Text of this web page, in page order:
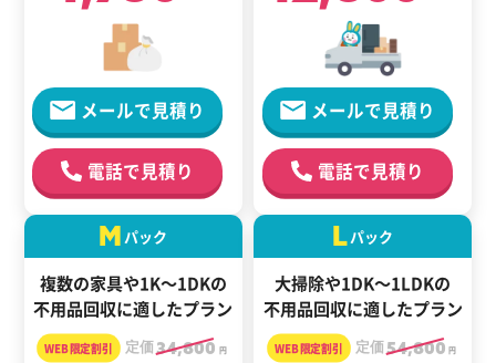
メールで見積り
電話で見積り
メールで見積り
電話で見積り
M パック
複数の家具や1K～1DKの
不用品回収に適したプラン
定価34,800 円
Lパック
大掃除や1DK～1LDKの
不用品回収に適したプラン
定価54,800 円